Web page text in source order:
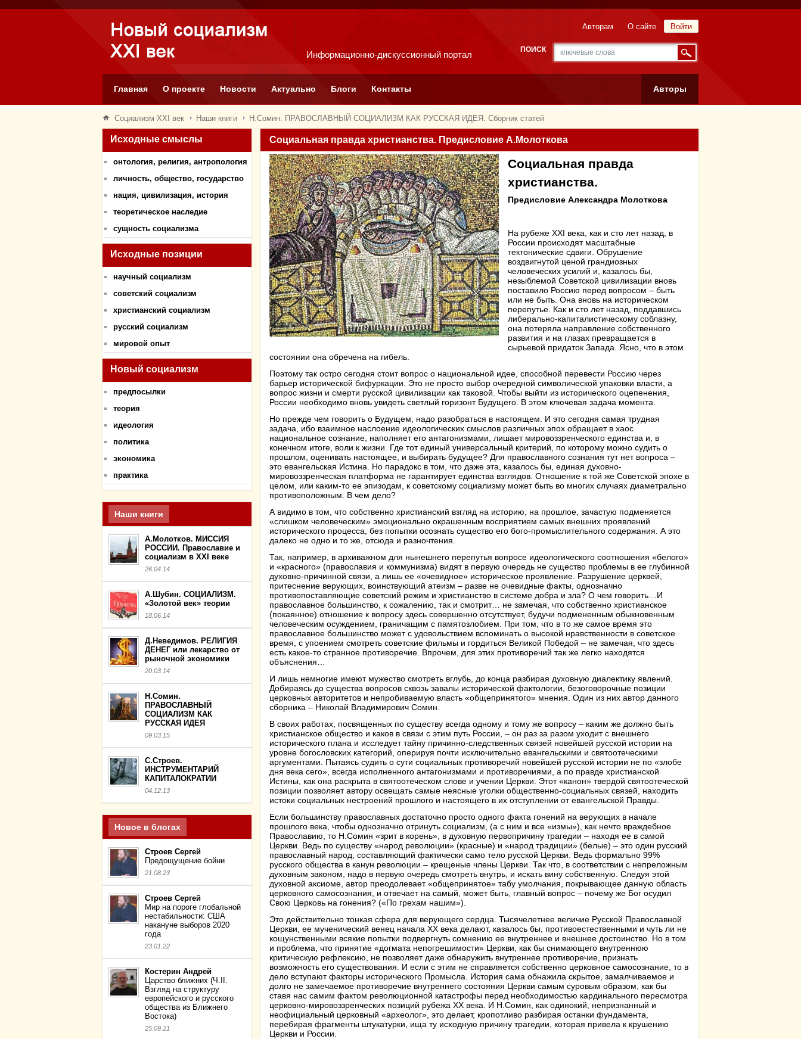
Информационно-дискуссионный портал
Войти
Авторам О сайте
ПОИСК
Главная О проекте Новости Актуально Блоги Контакты Авторы
Социализм XXI век Наши книги Н.Сомин. ПРАВОСЛАВНЫЙ СОЦИАЛИЗМ КАК РУССКАЯ ИДЕЯ. Сборник статей
Исходные смыслы
онтология, религия, антропология
личность, общество, государство
нация, цивилизация, история
теоретическое наследие
сущность социализма
Исходные позиции
научный социализм
советский социализм
христианский социализм
русский социализм
мировой опыт
Новый социализм
предпосылки
теория
идеология
политика
экономика
практика
Наши книги
А.Молотков. МИССИЯ
РОССИИ. Православие и
социализм в XXI веке
26.04.14
А.Шубин. СОЦИАЛИЗМ.
«Золотой век» теории
18.06.14
Д.Неведимов. РЕЛИГИЯ
ДЕНЕГ или лекарство от
рыночной экономики
20.03.14
Н.Сомин.
ПРАВОСЛАВНЫЙ
СОЦИАЛИЗМ КАК
РУССКАЯ ИДЕЯ
09.03.15
С.Строев.
ИНСТРУМЕНТАРИЙ
КАПИТАЛОКРАТИИ
04.12.13
Новое в блогах
Строев Сергей
Предощущение бойни
21.08.23
Строев Сергей
Мир на пороге глобальной
нестабильности: США
накануне выборов 2020
года
23.01.22
Костерин Андрей
Царство ближних (Ч.II.
Взгляд на структуру
европейского и русского
общества из Ближнего
Востока)
25.09.21
Социальная правда христианства. Предисловие А.Молоткова
Социальная правда
христианства.
Предисловие Александра Молоткова
На рубеже XXI века, как и сто лет назад, в
России происходят масштабные
тектонические сдвиги. Обрушение
воздвигнутой ценой грандиозных
человеческих усилий и, казалось бы,
незыблемой Советской цивилизации вновь
поставило Россию перед вопросом – быть
или не быть. Она вновь на историческом
перепутье. Как и сто лет назад, поддавшись
либерально-капиталистическому соблазну,
она потеряла направление собственного
развития и на глазах превращается в
сырьевой придаток Запада. Ясно, что в этом
состоянии она обречена на гибель.
Поэтому так остро сегодня стоит вопрос о национальной идее, способной перевести Россию через
барьер исторической бифуркации. Это не просто выбор очередной символической упаковки власти, а
вопрос жизни и смерти русской цивилизации как таковой. Чтобы выйти из исторического оцепенения,
России необходимо вновь увидеть светлый горизонт Будущего. В этом ключевая задача момента.
Но прежде чем говорить о Будущем, надо разобраться в настоящем. И это сегодня самая трудная
задача, ибо взаимное наслоение идеологических смыслов различных эпох обращает в хаос
национальное сознание, наполняет его антагонизмами, лишает мировоззренческого единства и, в
конечном итоге, воли к жизни. Где тот единый универсальный критерий, по которому можно судить о
прошлом, оценивать настоящее, и выбирать будущее? Для православного сознания тут нет вопроса –
это евангельская Истина. Но парадокс в том, что даже эта, казалось бы, единая духовно-
мировоззренческая платформа не гарантирует единства взглядов. Отношение к той же Советской эпохе в
целом, или каким-то ее эпизодам, к советскому социализму может быть во многих случаях диаметрально
противоположным. В чем дело?
А видимо в том, что собственно христианский взгляд на историю, на прошлое, зачастую подменяется
«слишком человеческим» эмоционально окрашенным восприятием самых внешних проявлений
исторического процесса, без попытки осознать существо его бого-промыслительного содержания. А это
далеко не одно и то же, отсюда и разночтения.
Так, например, в архиважном для нынешнего перепутья вопросе идеологического соотношения «белого»
и «красного» (православия и коммунизма) видят в первую очередь не существо проблемы в ее глубинной
духовно-причинной связи, а лишь ее «очевидное» историческое проявление. Разрушение церквей,
притеснение верующих, воинствующий атеизм – разве не очевидные факты, однозначно
противопоставляющие советский режим и христианство в системе добра и зла? О чем говорить…И
православное большинство, к сожалению, так и смотрит… не замечая, что собственно христианское
(покаянное) отношение к вопросу здесь совершенно отсутствует, будучи подмененным обыкновенным
человеческим осуждением, граничащим с памятозлобием. При том, что в то же самое время это
православное большинство может с удовольствием вспоминать о высокой нравственности в советское
время, с упоением смотреть советские фильмы и гордиться Великой Победой – не замечая, что здесь
есть какое-то странное противоречие. Впрочем, для этих противоречий так же легко находятся
объяснения…
И лишь немногие имеют мужество смотреть вглубь, до конца разбирая духовную диалектику явлений.
Добираясь до существа вопросов сквозь завалы исторической фактологии, безоговорочные позиции
церковных авторитетов и непробиваемую власть «общепринятого» мнения. Один из них автор данного
сборника – Николай Владимирович Сомин.
В своих работах, посвященных по существу всегда одному и тому же вопросу – каким же должно быть
христианское общество и каков в связи с этим путь России, – он раз за разом уходит с внешнего
исторического плана и исследует тайну причинно-следственных связей новейшей русской истории на
уровне богословских категорий, оперируя почти исключительно евангельскими и святоотеческими
аргументами. Пытаясь судить о сути социальных противоречий новейшей русской истории не по «злобе
дня века сего», всегда исполненного антагонизмами и противоречиями, а по правде христианской
Истины, как она раскрыта в святоотеческом слове и учении Церкви. Этот «канон» твердой святоотеческой
позиции позволяет автору освещать самые неясные уголки общественно-социальных связей, находить
истоки социальных нестроений прошлого и настоящего в их отступлении от евангельской Правды.
Если большинству православных достаточно просто одного факта гонений на верующих в начале
прошлого века, чтобы однозначно отринуть социализм, (а с ним и все «измы»), как нечто враждебное
Православию, то Н.Сомин «зрит в корень», в духовную первопричину трагедии – находя ее в самой
Церкви. Ведь по существу «народ революции» (красные) и «народ традиции» (белые) – это один русский
православный народ, составляющий фактически само тело русской Церкви. Ведь формально 99%
русского общества в канун революции – крещеные члены Церкви. Так что, в соответствии с непреложным
духовным законом, надо в первую очередь смотреть внутрь, и искать вину собственную. Следуя этой
духовной аксиоме, автор преодолевает «общепринятое» табу умолчания, покрывающее данную область
церковного самосознания, и отвечает на самый, может быть, главный вопрос – почему же Бог осудил
Свою Церковь на гонения? («По грехам нашим»).
Это действительно тонкая сфера для верующего сердца. Тысячелетнее величие Русской Православной
Церкви, ее мученический венец начала XX века делают, казалось бы, противоестественными и чуть ли не
кощунственными всякие попытки подвергнуть сомнению ее внутреннее и внешнее достоинство. Но в том
и проблема, что принятие «догмата непогрешимости» Церкви, как бы снимающего внутреннюю
критическую рефлексию, не позволяет даже обнаружить внутреннее противоречие, признать
возможность его существования. И если с этим не справляется собственно церковное самосознание, то в
дело вступают факторы исторического Промысла. История сама обнажила скрытое, замалчиваемое и
долго не замечаемое противоречие внутреннего состояния Церкви самым суровым образом, как бы
ставя нас самим фактом революционной катастрофы перед необходимостью кардинального пересмотра
церковно-мировоззренческих позиций рубежа XX века. И Н.Сомин, как одинокий, непризнанный и
неофициальный церковный «археолог», это делает, кропотливо разбирая останки фундамента,
перебирая фрагменты штукатурки, ища ту исходную причину трагедии, которая привела к крушению
Церкви и России.